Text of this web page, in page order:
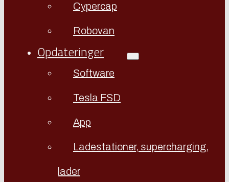
Cypercap
Robovan
Opdateringer
Software
Tesla FSD
App
Ladestationer, supercharging,
lader